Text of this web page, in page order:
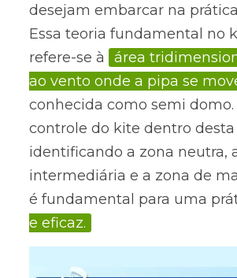
desejam embarcar na
Essa teoria fundamental no
refere-se à
área
ao vento onde a pipa se
conhecida como semi
controle do kite dentro desta
identificando a zona neutra,
intermediária e a zona de
é fundamental para uma
e eficaz.